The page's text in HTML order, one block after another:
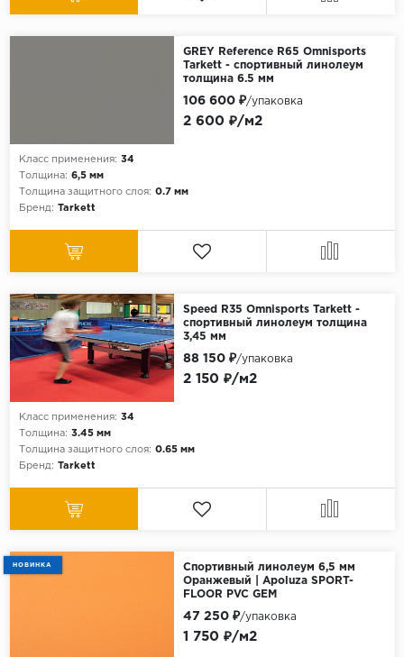
GREY Reference R65 Omnisports
Tarkett - спортивный линолеум
толщина 6.5 мм
Класс применения: 34
Толщина: 6,5 мм
Толщина защитного слоя: 0.7 мм
Бренд: Tarkett
2 600 ₽/м2
106 600 ₽/упаковка
Speed R35 Omnisports Tarkett -
спортивный линолеум толщина
3,45 мм
Класс применения: 34
Толщина: 3.45 мм
Толщина защитного слоя: 0.65 мм
Бренд: Tarkett
2 150 ₽/м2
88 150 ₽/упаковка
НОВИНКА
Спортивный линолеум 6,5 мм
Оранжевый | Apoluza SPORT-
FLOOR PVC GEM
1 750 ₽/м2
47 250 ₽/упаковка